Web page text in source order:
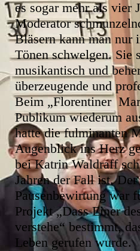
es sogar mehr als vier
Moderator
Bläsern kann man nur
Tönen schwelgen. Sie
musikantisch und
überzeugende und
Beim „Florentiner
Publikum wiederum
hatte die fulminanten
Augenblick ins Herz
bei Katrin Waldraff
Jahren der Fall ist.
Pausenbewirtung war
Projekt „Dass Einer
verstehe“ bestimmt,
Leben gerufen wurde.